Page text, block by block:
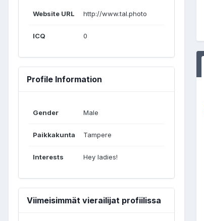
Website URL http://www.tal.photo
ICQ 0
Profile Information
Gender Male
Paikkakunta Tampere
Interests Hey ladies!
Viimeisimmät vierailijat profiilissa